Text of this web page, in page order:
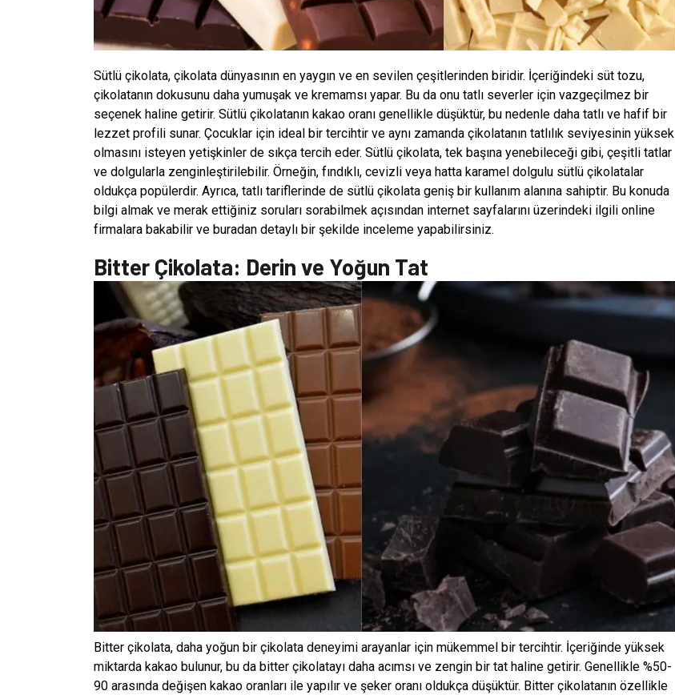
Sütlü çikolata, çikolata dünyasının en yaygın ve en sevilen çeşitlerinden biridir. İçeriğindeki süt tozu,
çikolatanın dokusunu daha yumuşak ve kremamsı yapar. Bu da onu tatlı severler için vazgeçilmez bir
seçenek haline getirir. Sütlü çikolatanın kakao oranı genellikle düşüktür, bu nedenle daha tatlı ve hafif bir
lezzet profili sunar. Çocuklar için ideal bir tercihtir ve aynı zamanda çikolatanın tatlılık seviyesinin yüksek
olmasını isteyen yetişkinler de sıkça tercih eder. Sütlü çikolata, tek başına yenebileceği gibi, çeşitli tatlar
ve dolgularla zenginleştirilebilir. Örneğin, fındıklı, cevizli veya hatta karamel dolgulu sütlü çikolatalar
oldukça popülerdir. Ayrıca, tatlı tariflerinde de sütlü çikolata geniş bir kullanım alanına sahiptir. Bu konuda
bilgi almak ve merak ettiğiniz soruları sorabilmek açısından internet sayfalarını üzerindeki ilgili online
firmalara bakabilir ve buradan detaylı bir şekilde inceleme yapabilirsiniz.
Bitter Çikolata: Derin ve Yoğun Tat
Bitter çikolata, daha yoğun bir çikolata deneyimi arayanlar için mükemmel bir tercihtir. İçeriğinde yüksek
miktarda kakao bulunur, bu da bitter çikolatayı daha acımsı ve zengin bir tat haline getirir. Genellikle %50-
90 arasında değişen kakao oranları ile yapılır ve şeker oranı oldukça düşüktür. Bitter çikolatanın özellikle